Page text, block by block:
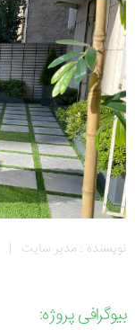
نویسنده : مدیر سایت |
بیوگرافیپروژه: